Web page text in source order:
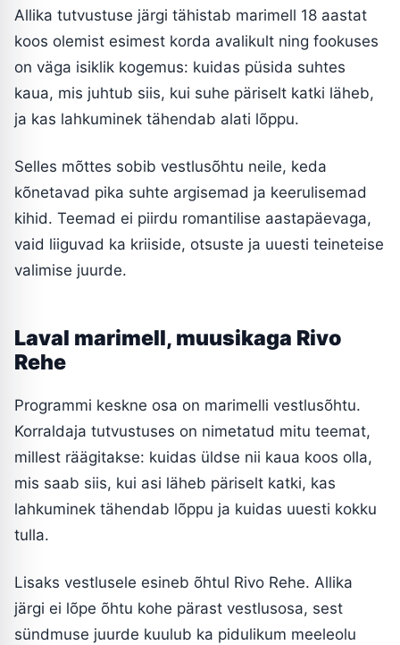
Allika tutvustuse järgi tähistab marimell 18 aastat
koos olemist esimest korda avalikult ning fookuses
on väga isiklik kogemus: kuidas püsida suhtes
kaua, mis juhtub siis, kui suhe päriselt katki läheb,
ja kas lahkuminek tähendab alati lõppu.
Selles mõttes sobib vestlusõhtu neile, keda
kõnetavad pika suhte argisemad ja keerulisemad
kihid. Teemad ei piirdu romantilise aastapäevaga,
vaid liiguvad ka kriiside, otsuste ja uuesti teineteise
valimise juurde.
Laval marimell, muusikaga Rivo
Rehe
Programmi keskne osa on marimelli vestlusõhtu.
Korraldaja tutvustuses on nimetatud mitu teemat,
millest räägitakse: kuidas üldse nii kaua koos olla,
mis saab siis, kui asi läheb päriselt katki, kas
lahkuminek tähendab lõppu ja kuidas uuesti kokku
tulla.
Lisaks vestlusele esineb õhtul Rivo Rehe. Allika
järgi ei lõpe õhtu kohe pärast vestlusosa, sest
sündmuse juurde kuulub ka pidulikum meeleolu